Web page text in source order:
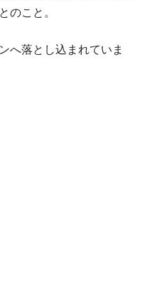
のこと。
へ落とし込まれていま